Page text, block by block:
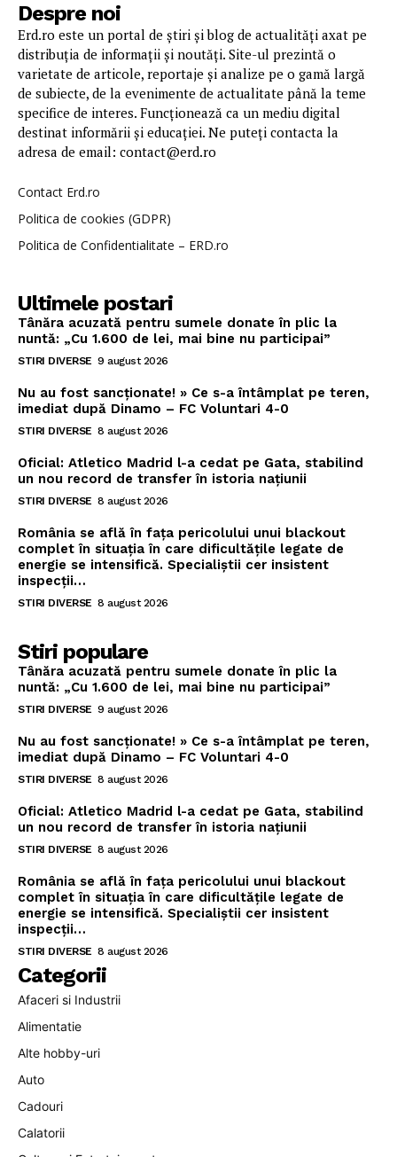
Despre noi
Erd.ro este un portal de știri și blog de actualități axat pe
distribuția de informații și noutăți. Site-ul prezintă o
varietate de articole, reportaje și analize pe o gamă largă
de subiecte, de la evenimente de actualitate până la teme
specifice de interes. Funcționează ca un mediu digital
destinat informării și educației. Ne puteți contacta la
adresa de email: contact@erd.ro
Contact Erd.ro
Politica de cookies (GDPR)
Politica de Confidentialitate – ERD.ro
Ultimele postari
Tânăra acuzată pentru sumele donate în plic la
nuntă: „Cu 1.600 de lei, mai bine nu participai”
STIRI DIVERSE 9 august 2026
Nu au fost sancționate! » Ce s-a întâmplat pe teren,
imediat după Dinamo – FC Voluntari 4-0
STIRI DIVERSE 8 august 2026
Oficial: Atletico Madrid l-a cedat pe Gata, stabilind
un nou record de transfer în istoria națiunii
STIRI DIVERSE 8 august 2026
România se află în fața pericolului unui blackout
complet în situația în care dificultățile legate de
energie se intensifică. Specialiștii cer insistent
inspecții…
STIRI DIVERSE 8 august 2026
Stiri populare
Tânăra acuzată pentru sumele donate în plic la
nuntă: „Cu 1.600 de lei, mai bine nu participai”
STIRI DIVERSE 9 august 2026
Nu au fost sancționate! » Ce s-a întâmplat pe teren,
imediat după Dinamo – FC Voluntari 4-0
STIRI DIVERSE 8 august 2026
Oficial: Atletico Madrid l-a cedat pe Gata, stabilind
un nou record de transfer în istoria națiunii
STIRI DIVERSE 8 august 2026
România se află în fața pericolului unui blackout
complet în situația în care dificultățile legate de
energie se intensifică. Specialiștii cer insistent
inspecții…
STIRI DIVERSE 8 august 2026
Categorii
Afaceri si Industrii
Alimentatie
Alte hobby-uri
Auto
Cadouri
Calatorii